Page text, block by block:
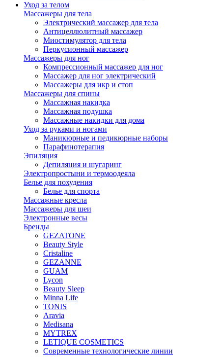
Уход за телом
Массажеры для тела
Электрический массажер для тела
Антицеллюлитный массажер
Миостимулятор для тела
Перкусионный массажер
Массажеры для ног
Компрессионный массажер для ног
Массажер для ног электрический
Массажеры для икр и стоп
Массажеры для спины
Массажная накидка
Массажная подушка
Массажные накидки для дома
Уход за руками и ногами
Маникюрные и педикюрные наборы
Парафинотерапия
Эпиляция
Депиляция и шугаринг
Электропростыни и термоодеяла
Белье для похудения
Белье для спорта
Массажные кресла
Массажеры для шеи
Электронные весы
Бренды
GEZATONE
Beauty Style
Cristaline
GEZANNE
GUAM
Lycon
Beauty Sleep
Minna Life
TONIS
Aravia
Medisana
MYTREX
LETIQUE COSMETICS
Современные технологические линии